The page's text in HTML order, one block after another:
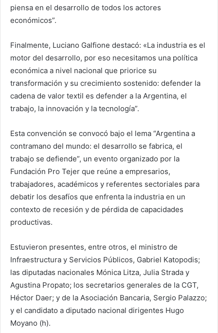
piensa en el desarrollo de todos los actores
económicos”.
Finalmente, Luciano Galfione destacó: «La industria es el
motor del desarrollo, por eso necesitamos una política
económica a nivel nacional que priorice su
transformación y su crecimiento sostenido: defender la
cadena de valor textil es defender a la Argentina, el
trabajo, la innovación y la tecnología”.
Esta convención se convocó bajo el lema “Argentina a
contramano del mundo: el desarrollo se fabrica, el
trabajo se defiende”, un evento organizado por la
Fundación Pro Tejer que reúne a empresarios,
trabajadores, académicos y referentes sectoriales para
debatir los desafíos que enfrenta la industria en un
contexto de recesión y de pérdida de capacidades
productivas.
Estuvieron presentes, entre otros, el ministro de
Infraestructura y Servicios Públicos, Gabriel Katopodis;
las diputadas nacionales Mónica Litza, Julia Strada y
Agustina Propato; los secretarios generales de la CGT,
Héctor Daer; y de la Asociación Bancaria, Sergio Palazzo;
y el candidato a diputado nacional dirigentes Hugo
Moyano (h).